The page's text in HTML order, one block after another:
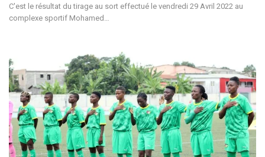
C'est le résultat du tirage au sort effectué le vendredi 29 Avril 2022 au
complexe sportif Mohamed…